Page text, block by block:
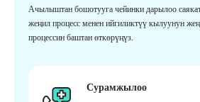
Ачылыштан бошотууга чейинки дарылоо
жеңил процесс менен ийгиликтүү кылуунун
процессин баштан өткөрүңүз.
Сурамжылоо